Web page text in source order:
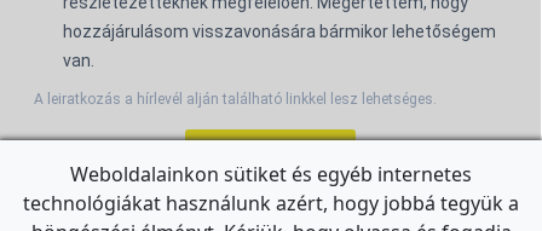
hozzájárulásom visszavonására bármikor lehetőségem
van.
A leiratkozás a hírlevél alján található linkkel lesz lehetséges.
For the English Newsletter, clickHERE.
Weboldalainkon sütiket és egyéb internetes
technológiákat használunk azért, hogy jobbá tegyük a